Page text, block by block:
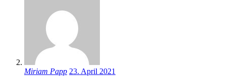
Miriam Papp 23. April 2021